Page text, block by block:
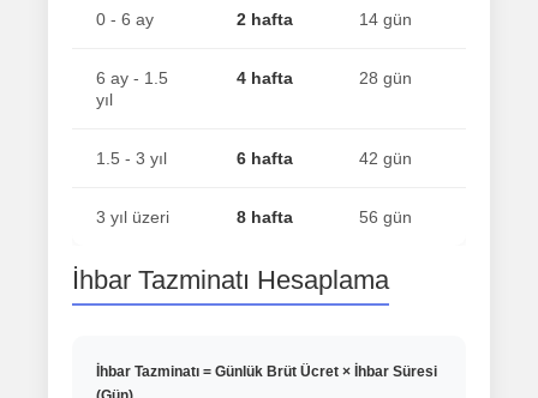
0 - 6 ay 2 hafta 14 gün
6 ay - 1.5
yıl
4 hafta 28 gün
1.5 - 3 yıl 6 hafta 42 gün
3 yıl üzeri 8 hafta 56 gün
İhbar Tazminatı Hesaplama
İhbar Tazminatı = Günlük Brüt Ücret × İhbar Süresi